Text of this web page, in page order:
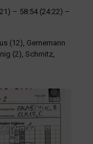
– 58:54 (24:22) –
(12), Gernemann
(2), Schmitz,